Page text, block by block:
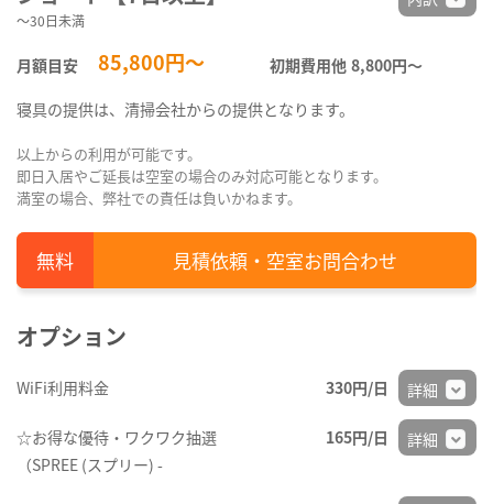
～30日未満
月額目安 85,800円～ 初期費用他 8,800円〜
寝具の提供は、清掃会社からの提供となります。
以上からの利用が可能です。
即日入居やご延長は空室の場合のみ対応可能となります。
満室の場合、弊社での責任は負いかねます。
見積依頼・空室お問合わせ
オプション
WiFi利用料金 330円/日 詳細
☆お得な優待・ワクワク抽選
（SPREE (スプリー) -
165円/日 詳細